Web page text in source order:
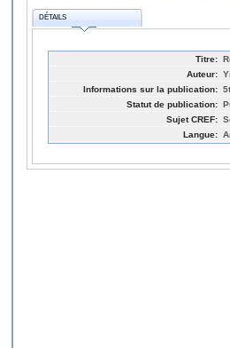
DÉTAILS
Titre:
Auteur:
Informations sur la publication:
Statut de publication:
Sujet CREF:
Langue: